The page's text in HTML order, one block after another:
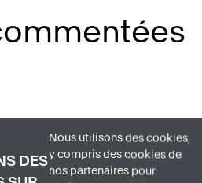
DES
Nous utilisons des cookies,
y compris des cookies de
nos partenaires pour